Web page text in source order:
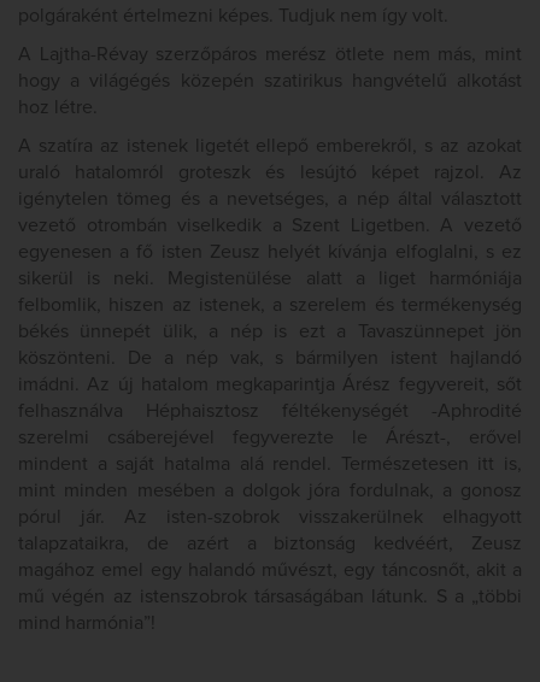
polgáraként értelmezni képes. Tudjuk nem így volt.
A Lajtha-Révay szerzőpáros merész ötlete nem más, mint
hogy a világégés közepén szatirikus hangvételű alkotást
hoz létre.
A szatíra az istenek ligetét ellepő emberekről, s az azokat
uraló hatalomról groteszk és lesújtó képet rajzol. Az
igénytelen tömeg és a nevetséges, a nép által választott
vezető otrombán viselkedik a Szent Ligetben. A vezető
egyenesen a fő isten Zeusz helyét kívánja elfoglalni, s ez
sikerül is neki. Megistenülése alatt a liget harmóniája
felbomlik, hiszen az istenek, a szerelem és termékenység
békés ünnepét ülik, a nép is ezt a Tavaszünnepet jön
köszönteni. De a nép vak, s bármilyen istent hajlandó
imádni. Az új hatalom megkaparintja Árész fegyvereit, sőt
felhasználva Héphaisztosz féltékenységét -Aphrodité
szerelmi csáberejével fegyverezte le Árészt-, erővel
mindent a saját hatalma alá rendel. Természetesen itt is,
mint minden mesében a dolgok jóra fordulnak, a gonosz
pórul jár. Az isten-szobrok visszakerülnek elhagyott
talapzataikra, de azért a biztonság kedvéért, Zeusz
magához emel egy halandó művészt, egy táncosnőt, akit a
mű végén az istenszobrok társaságában látunk. S a „többi
mind harmónia”!